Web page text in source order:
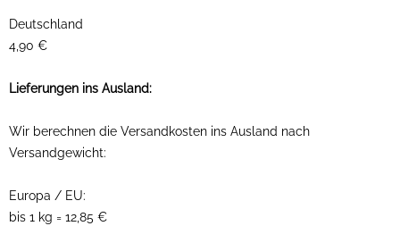
Deutschland
4,90 €
Lieferungen ins Ausland:
Wir berechnen die Versandkosten ins Ausland nach
Versandgewicht:
Europa / EU:
bis 1 kg = 12,85 €